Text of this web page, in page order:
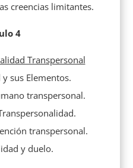
creencias limitantes.
4
Transpersonal
sus Elementos.
transpersonal.
transpersonal.
y duelo.